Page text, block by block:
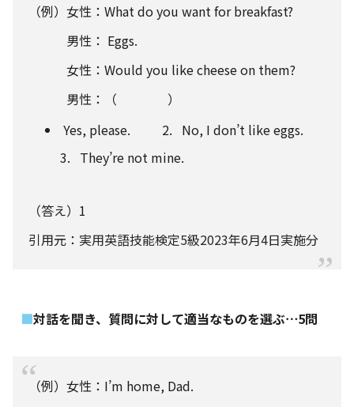
（例）女性：What do you want for breakfast?
男性： Eggs.
女性：Would you like cheese on them?
男性：（ ）
Yes, please. 2. No, I don’t like eggs.
3. They’re not mine.
（答え）1
引用元： 実用英語技能検定5級2023年6月4日実施分
対話を聞き、質問に対して適当なものを選ぶ⋯5問
（例）女性：I’m home, Dad.